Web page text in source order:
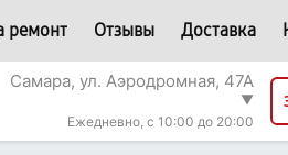
ремонт Отзывы Доставка
Самара, ул. Аэродромная, 47А
▼
Ежедневно, с 10:00 до 20:00